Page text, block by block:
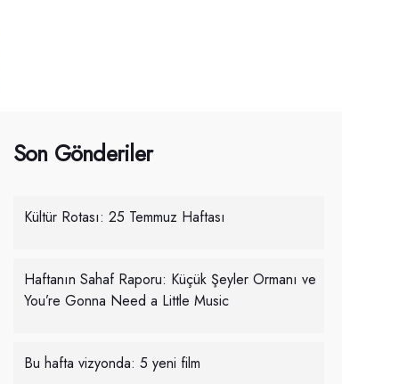
Son Gönderiler
Kültür Rotası: 25 Temmuz Haftası
Haftanın Sahaf Raporu: Küçük Şeyler Ormanı ve
You’re Gonna Need a Little Music
Bu hafta vizyonda: 5 yeni film